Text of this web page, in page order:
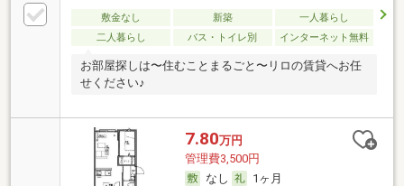
敷金なし 新築
一人暮らし
二人暮らし
バス・トイレ別 インターネット無料
お部屋探しは〜住むことまるごと〜リロの賃貸へお任
せください♪
7.80万円
管理費3,500円
なし
1ヶ月